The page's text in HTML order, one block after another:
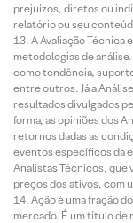
prejuízos, diretos ou
relatório ou seu
A Avaliação Técnica
metodologias de
como tendência,
entre outros. Já a
resultados divulgados
forma, as opiniões dos
retornos dadas as
eventos específicos da
Analistas Técnicos, que
preços dos ativos, com
Ação é uma fração
mercado. É um título de